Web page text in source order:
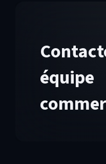
équipe